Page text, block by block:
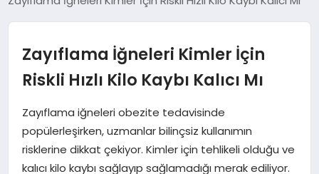
GÜNDEM
DÜNYA
EĞITIM
Zayıflama İğneleri Kimler İçin
Riskli Hızlı Kilo Kaybı Kalıcı Mı
Zayıflama iğneleri obezite tedavisinde
popülerleşirken, uzmanlar bilinçsiz kullanımın
risklerine dikkat çekiyor. Kimler için tehlikeli olduğu ve
kalıcı kilo kaybı sağlayıp sağlamadığı merak ediliyor.